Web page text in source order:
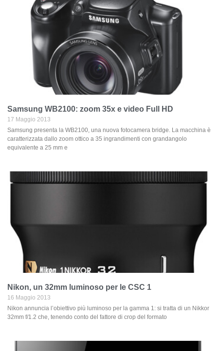
Samsung WB2100: zoom 35x e video Full HD
17 Maggio 2013
Samsung presenta la WB2100, una nuova fotocamera bridge. La macchina è
caratterizzata dallo zoom ottico a 35 ingrandimenti con grandangolo
equivalente a 25 mm e
Nikon, un 32mm luminoso per le CSC 1
16 Maggio 2013
Nikon annuncia l’obiettivo più luminoso per la gamma 1: si tratta di un Nikkor
32mm f/1.2 che, tenendo conto del fattore di crop del formato